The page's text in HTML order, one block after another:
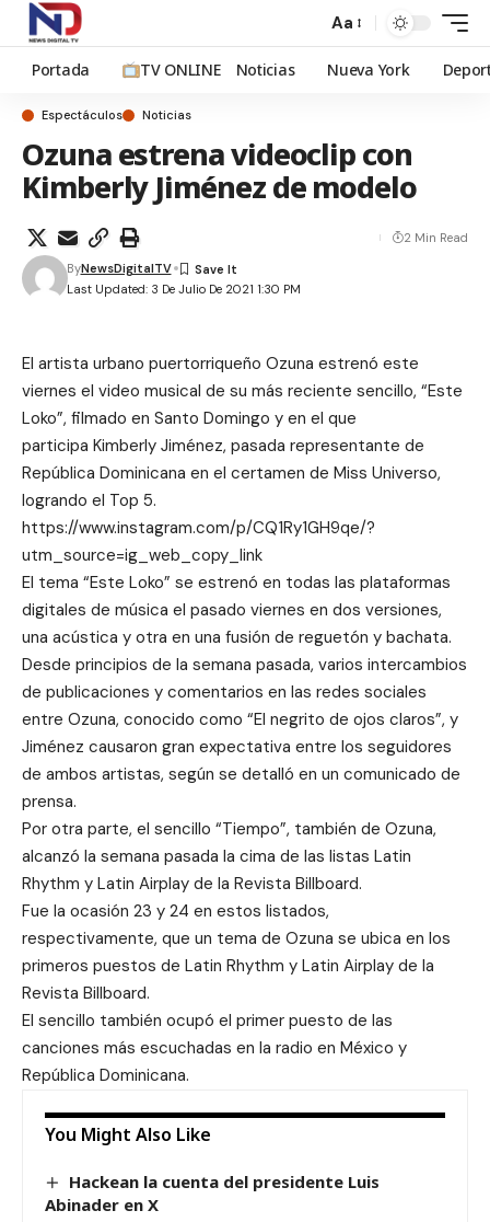
Aa
Portada TV ONLINE Noticias Nueva York
Espectáculos Noticias
Ozuna estrena videoclip con
Kimberly Jiménez de modelo
Last Updated: 3 De Julio De 2021 1:30 PM
ByNewsDigitalTV
2 Min Read
El artista urbano puertorriqueño Ozuna estrenó este
viernes el video musical de su más reciente sencillo, “Este
Loko”, filmado en Santo Domingo y en el que
participa Kimberly Jiménez, pasada representante de
República Dominicana en el certamen de Miss Universo,
logrando el Top 5.
https://www.instagram.com/p/CQ1Ry1GH9qe/?
utm_source=ig_web_copy_link
El tema “Este Loko” se estrenó en todas las plataformas
digitales de música el pasado viernes en dos versiones,
una acústica y otra en una fusión de reguetón y bachata.
Desde principios de la semana pasada, varios intercambios
de publicaciones y comentarios en las redes sociales
entre Ozuna, conocido como “El negrito de ojos claros”, y
Jiménez causaron gran expectativa entre los seguidores
de ambos artistas, según se detalló en un comunicado de
prensa.
Por otra parte, el sencillo “Tiempo”, también de Ozuna,
alcanzó la semana pasada la cima de las listas Latin
Rhythm y Latin Airplay de la Revista Billboard.
Fue la ocasión 23 y 24 en estos listados,
respectivamente, que un tema de Ozuna se ubica en los
primeros puestos de Latin Rhythm y Latin Airplay de la
Revista Billboard.
El sencillo también ocupó el primer puesto de las
canciones más escuchadas en la radio en México y
República Dominicana.
You Might Also Like
Hackean la cuenta del presidente Luis
Abinader en X